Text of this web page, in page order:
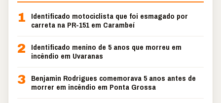
1
Identificado motociclista que foi esmagado por
carreta na PR-151 em Carambeí
2
Identificado menino de 5 anos que morreu em
incêndio em Uvaranas
3 Benjamin Rodrigues comemorava 5 anos antes de
morrer em incêndio em Ponta Grossa